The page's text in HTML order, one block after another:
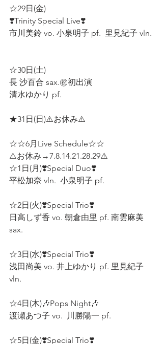
☆29日(金)
❣️Trinity Special Live❣️
市川美鈴 vo. 小泉明子 pf.  里見紀子 vln.
☆30日(土)
長 沙百合 sax.㊗️初出演
清水ゆかり pf.
★31日(日)⚠️お休み⚠️
☆☆6月Live Schedule☆☆
⚠️お休み→7.8.14.21.28.29⚠️
☆1日(月)❣️Special Duo❣️
平松加奈 vln.  小泉明子 pf.
☆2日(火)❣️Special Trio❣️
日高しず香 vo. 朝倉由里 pf. 南雲麻美
sax.
☆3日(水)❣️Special Trio❣️
浅田尚美 vo. 井上ゆかり pf. 里見紀子
vln.
☆4日(木)🎶Pops Night🎶
渡瀬あつ子 vo.  川勝陽一 pf.
☆5日(金)❣️Special Trio❣️